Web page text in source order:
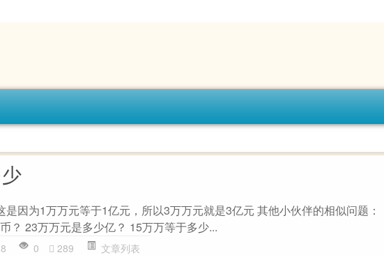
因为1万万元等于1亿元，所以3万万元就是3亿元 其他小伙伴的相似问题：
？ 23万万元是多少亿？ 15万万等于多少...
0 289 文章列表